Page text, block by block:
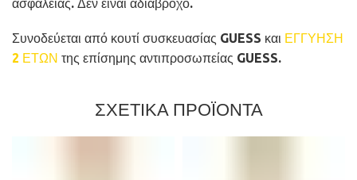
ασφαλείας. Δεν είναι αδιάβροχο.
Συνοδεύεται από κουτί συσκευασίας GUESS και ΕΓΓΥΗΣΗ
2 ΕΤΩΝ της επίσημης αντιπροσωπείας GUESS.
ΣΧΕΤΙΚΑ ΠΡΟΪΟΝΤΑ